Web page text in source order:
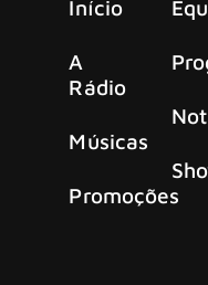
Início
A
Rádio
Músicas
Promoções